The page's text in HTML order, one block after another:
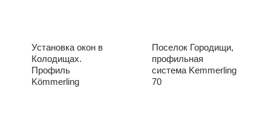
Установка окон в
Колодищах.
Профиль
Kömmerling
Поселок Городищи,
профильная
система Kemmerling
70